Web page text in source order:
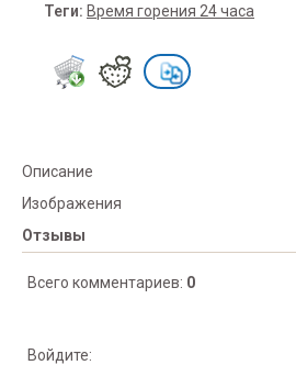
Теги: Время горения 24 часа
Описание
Изображения
Отзывы
Всего комментариев: 0
Войдите: